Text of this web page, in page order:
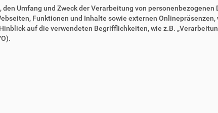
Umfang und Zweck der Verarbeitung von
Funktionen und Inhalte sowie externen
auf die verwendeten Begrifflichkeiten, wie z.B.